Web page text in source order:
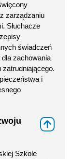
zarządzaniu
Słuchacze
świadczeń
zachowania
zatrudniającego.
i
Szkole